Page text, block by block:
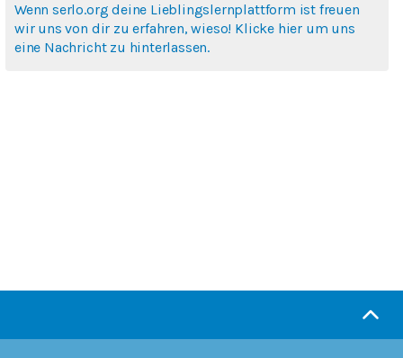
Wenn serlo.org deine Lieblingslernplattform ist freuen
wir uns von dir zu erfahren, wieso! Klicke hier um uns
eine Nachricht zu hinterlassen.